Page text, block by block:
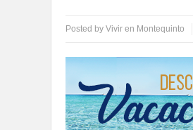
Posted by Vivir en Montequinto